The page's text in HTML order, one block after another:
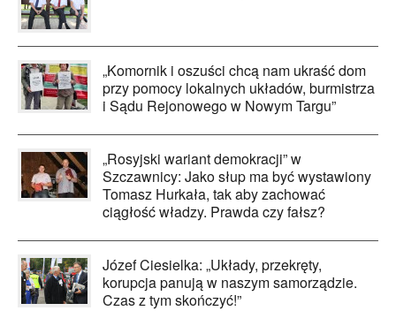
„Komornik i oszuści chcą nam ukraść dom
przy pomocy lokalnych układów, burmistrza
i Sądu Rejonowego w Nowym Targu”
„Rosyjski wariant demokracji” w
Szczawnicy: Jako słup ma być wystawiony
Tomasz Hurkała, tak aby zachować
ciągłość władzy. Prawda czy fałsz?
Józef Ciesielka: „Układy, przekręty,
korupcja panują w naszym samorządzie.
Czas z tym skończyć!”